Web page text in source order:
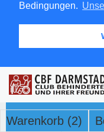
Bedingungen.
Warenkorb (2)